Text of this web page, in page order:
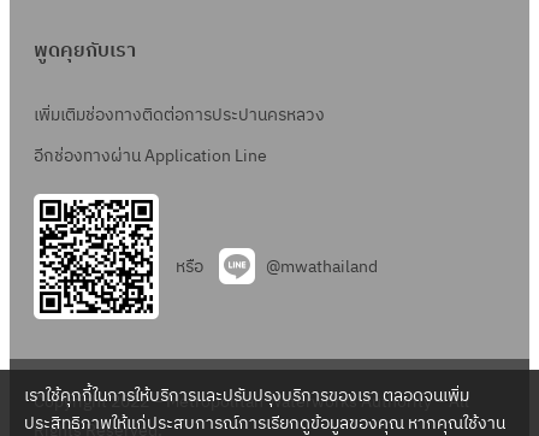
พูดคุยกับเรา
เพิ่มเติมช่องทางติดต่อการประปานครหลวง
อีกช่องทางผ่าน Application Line
หรือ @mwathailand
Copyright 2022 – Metropolitan Waterworks Authority – All
เราใช้คุกกี้ในการให้บริการและปรับปรุงบริการของเรา ตลอดจนเพิ่ม
ประสิทธิภาพให้แก่ประสบการณ์การเรียกดูข้อมูลของคุณ หากคุณใช้งาน